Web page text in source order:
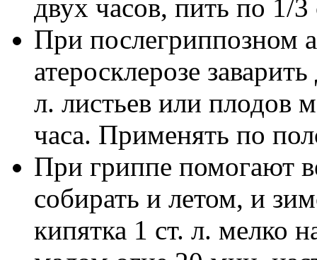
двух часов, пить по 1/3
При послегриппозном
атеросклерозе
л. листьев или плодов
часа. Применять по
При гриппе помогают
собирать и летом, и
кипятка 1 ст. л. мелко